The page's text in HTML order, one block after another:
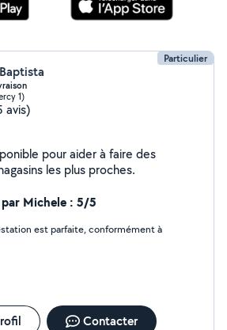
Particulier
1)
avis)
pour aider à faire des
les plus proches.
Michele : 5/5
est parfaite, conformément à
Contacter